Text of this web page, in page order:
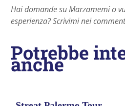
Hai domande su Marzamemi o
esperienza? Scrivimi nei
Potrebbe
anche